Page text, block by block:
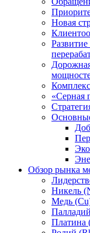
Новая
«Серная
Обзор рынка
Никель
Медь
Платина